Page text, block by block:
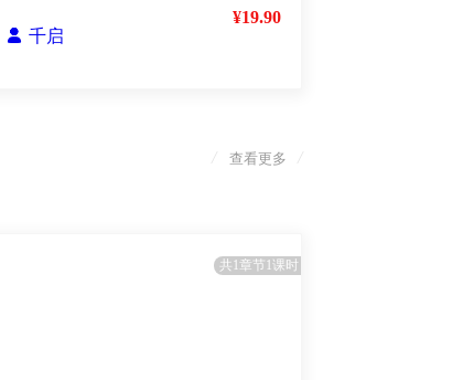
 千启
¥19.90
查看更多
共1章节1课时